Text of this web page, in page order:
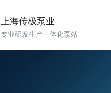
上海传极泵业
专业研发生产一体化泵站